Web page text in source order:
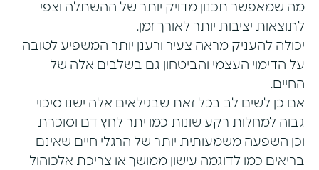
מה שמאפשר תכנון מדויק יותר של ההשתלה וצפי
לתוצאות יציבות יותר לאורך זמן.
יכולה להעניק מראה צעיר ורענן יותר המשפיע לטובה
על הדימוי העצמי והביטחון גם בשלבים אלה של
החיים.
אם כן לשים לב בכל זאת שבגילאים אלה ישנו סיכוי
גבוה למחלות רקע שונות כמו יתר לחץ דם וסוכרת
וכן השפעה משמעותית יותר של הרגלי חיים שאינם
בריאים כמו לדוגמה עישון ממושך או צריכת אלכוהול